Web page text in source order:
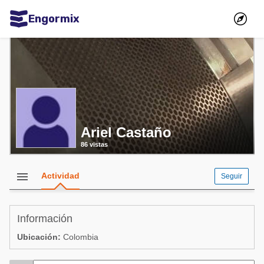
Engormix
Comunidades en español
Agricultura
Balanceados - Piensos
Avicultura
Ganadería
Lechería
Micotoxinas
Mascotas
Comunidades en inglés
Ariel Castaño
86 vistas
menu Actividad Seguir
Información
Ubicación: Colombia